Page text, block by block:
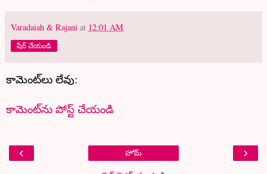
Varadaiah & Rajani at 12:01 AM
షేర్ చేయండి
కామెంట్‌లు లేవు:
కామెంట్‌ను పోస్ట్ చేయండి
‹ ›
హోమ్